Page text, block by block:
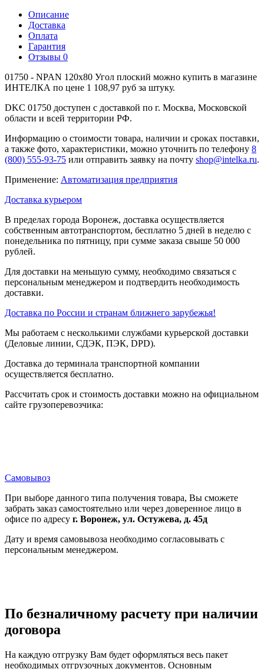
Описание
Доставка
Оплата
Гарантия
Отзывы 0
01750 - NPAN 120x80 Угол плоский можно купить в магазине
ИНТЕЛКА по цене 1 108,97 руб за штуку.
DKC 01750 доступен с доставкой по г. Москва, Московской
области и всей территории РФ.
Информацию о стоимости товара, наличии и сроках поставки,
а также фото, характеристики, можно уточнить по телефону 8
(800) 555-93-75 или отправить заявку на почту shop@intelka.ru.
Применение: Автоматизация предприятия
Доставка курьером
В пределах города Воронеж, доставка осуществляется
собственным автотранспортом, бесплатно 5 дней в неделю с
понедельника по пятницу, при сумме заказа свыше 50 000
рублей.
Для доставки на меньшую сумму, необходимо связаться с
персональным менеджером и подтвердить необходимость
доставки.
Доставка по России и странам ближнего зарубежья!
Мы работаем с несколькими службами курьерской доставки
(Деловые линии, СДЭК, ПЭК, DPD).
Доставка до терминала транспортной компании
осуществляется бесплатно.
Рассчитать срок и стоимость доставки можно на официальном
сайте грузоперевозчика:
Самовывоз
При выборе данного типа получения товара, Вы сможете
забрать заказ самостоятельно или через доверенное лицо в
офисе по адресу г. Воронеж, ул. Остужева, д. 45д
Дату и время самовывоза необходимо согласовывать с
персональным менеджером.
По безналичному расчету при наличии
договора
На каждую отгрузку Вам будет оформляться весь пакет
необходимых отгрузочных документов. Основным